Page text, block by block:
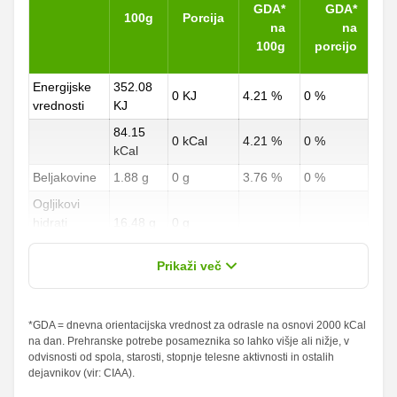
100g Porcija
GDA*
na
100g
GDA*
na
porcijo
Energijske
vrednosti
352.08
KJ
0 KJ 4.21 % 0 %
84.15
kCal
0 kCal 4.21 % 0 %
Beljakovine 1.88 g 0 g 3.76 %
0 %
Ogljikovi
hidrati
16.48 g 0 g
0 g
6.1 % 0 %
od teh
nasičene
maščobne
1.14 g
0.28 g
0 g 1.63 % 0 %
Prikaži več
*GDA = dnevna orientacijska vrednost za odrasle na osnovi 2000 kCal
na dan. Prehranske potrebe posameznika so lahko višje ali nižje, v
odvisnosti od spola, starosti, stopnje telesne aktivnosti in ostalih
dejavnikov (vir: CIAA).